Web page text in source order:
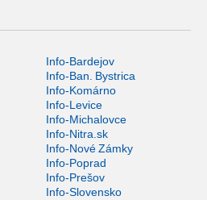
Info-Bardejov
Info-Ban. Bystrica
Info-Komárno
Info-Levice
Info-Michalovce
Info-Nitra.sk
Info-Nové Zámky
Info-Poprad
Info-Prešov
Info-Slovensko